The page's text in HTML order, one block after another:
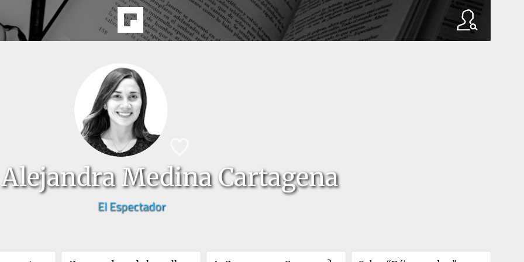
Medina Cartagena
El Espectador